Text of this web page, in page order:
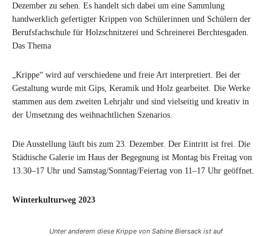
Dezember zu sehen. Es handelt sich dabei um eine Sammlung
handwerklich gefertigter Krippen von Schülerinnen und Schülern der
Berufsfachschule für Holzschnitzerei und Schreinerei Berchtesgaden.
Das Thema
„Krippe“ wird auf verschiedene und freie Art interpretiert. Bei der
Gestaltung wurde mit Gips, Keramik und Holz gearbeitet. Die Werke
stammen aus dem zweiten Lehrjahr und sind vielseitig und kreativ in
der Umsetzung des weihnachtlichen Szenarios.
Die Ausstellung läuft bis zum 23. Dezember. Der Eintritt ist frei. Die
Städtische Galerie im Haus der Begegnung ist Montag bis Freitag von
13.30–17 Uhr und Samstag/Sonntag/Feiertag von 11–17 Uhr geöffnet.
Winterkulturweg 2023
Unter anderem diese Krippe von Sabine Biersack ist auf